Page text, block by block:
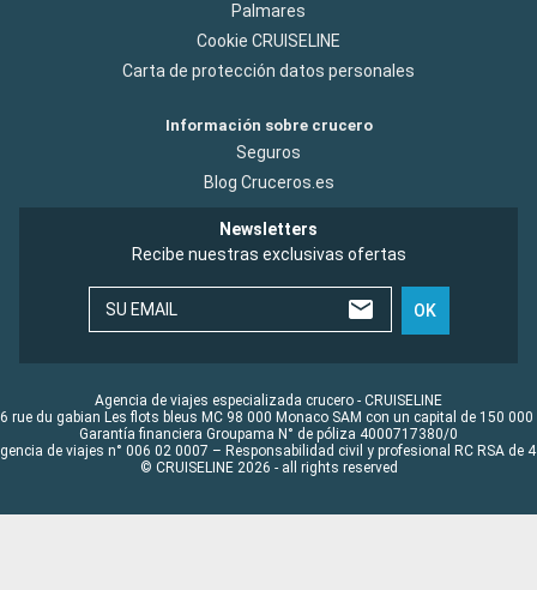
Palmares
Cookie CRUISELINE
Carta de protección datos personales
Información sobre crucero
Seguros
Blog Cruceros.es
Newsletters
Recibe nuestras exclusivas ofertas
SU EMAIL OK
Agencia de viajes especializada crucero - CRUISELINE
rue du gabian Les flots bleus MC 98 000 Monaco SAM con un capital de 150 000
Garantía financiera Groupama N° de póliza 4000717380/0
de viajes n° 006 02 0007 – Responsabilidad civil y profesional RC RSA de
© CRUISELINE 2026 - all rights reserved